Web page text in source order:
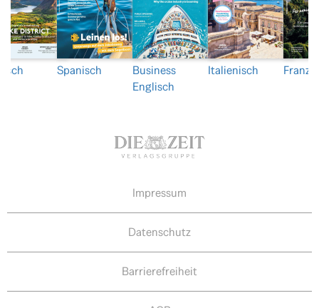
Spanisch
Business
Englisch
Italienisch
Impressum
Datenschutz
Barrierefreiheit